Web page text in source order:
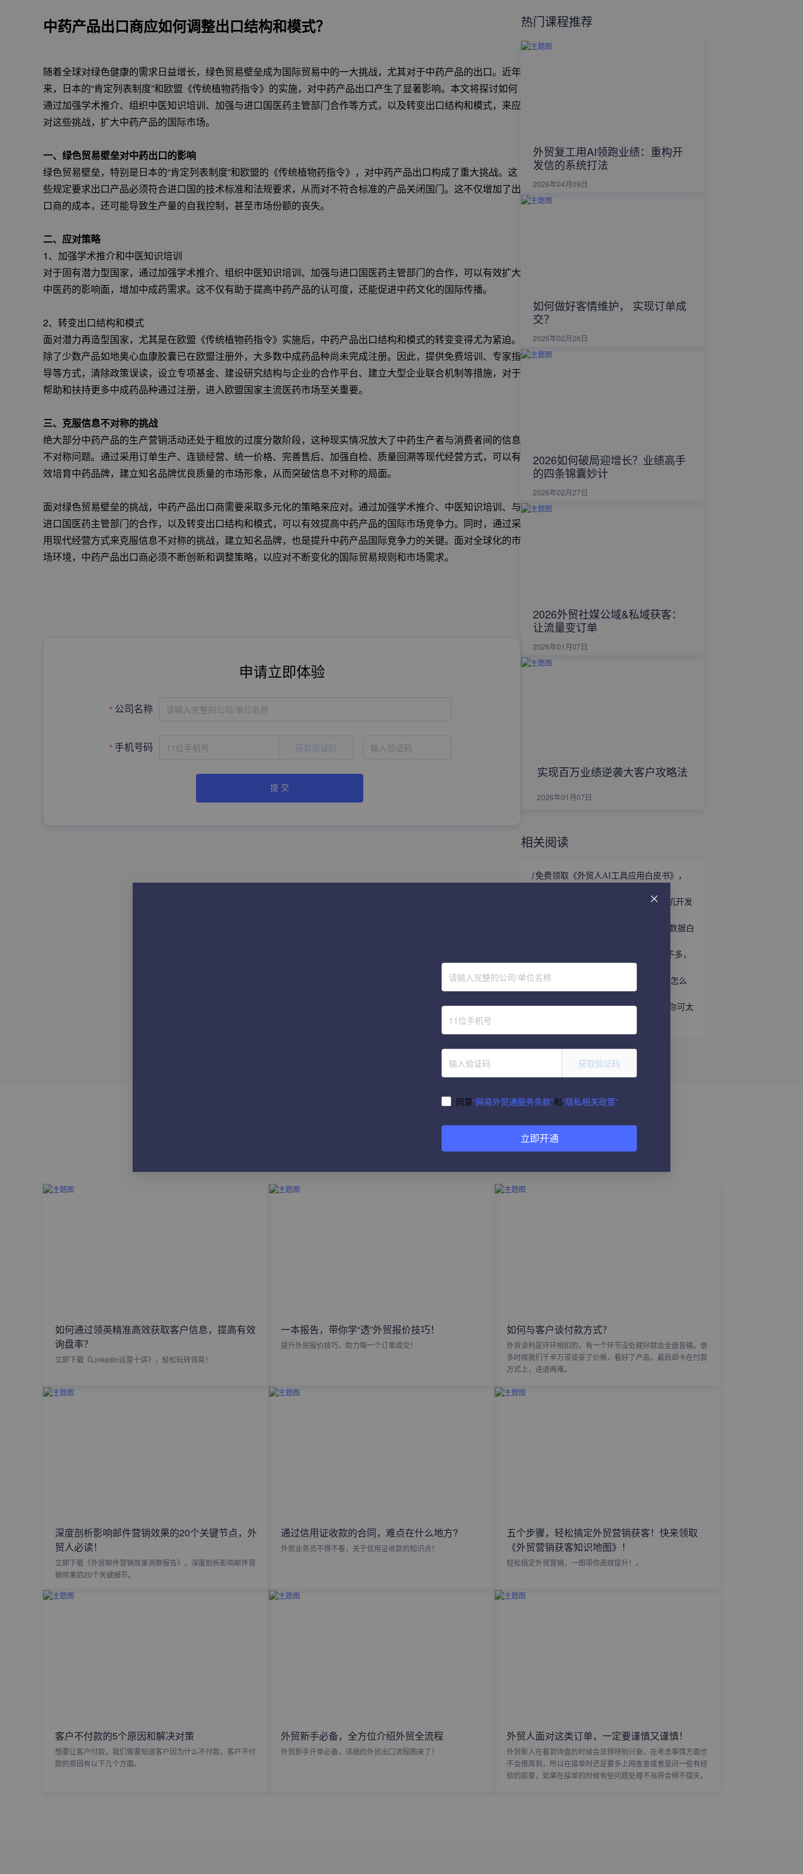
中药产品出口商应如何调整出口结构和模式？
随着全球对绿色健康的需求日益增长，绿色贸易壁垒成为国际贸易中的一大挑战，尤其对于中药产品的出口。近年
来，日本的“肯定列表制度”和欧盟《传统植物药指令》的实施，对中药产品出口产生了显著影响。本文将探讨如何
通过加强学术推介、组织中医知识培训、加强与进口国医药主管部门合作等方式，以及转变出口结构和模式，来应
对这些挑战，扩大中药产品的国际市场。
一、绿色贸易壁垒对中药出口的影响
绿色贸易壁垒，特别是日本的“肯定列表制度”和欧盟的《传统植物药指令》，对中药产品出口构成了重大挑战。这
些规定要求出口产品必须符合进口国的技术标准和法规要求，从而对不符合标准的产品关闭国门。这不仅增加了出
口商的成本，还可能导致生产量的自我控制，甚至市场份额的丧失。
二、应对策略
1、加强学术推介和中医知识培训
对于固有潜力型国家，通过加强学术推介、组织中医知识培训、加强与进口国医药主管部门的合作，可以有效扩大
中医药的影响面，增加中成药需求。这不仅有助于提高中药产品的认可度，还能促进中药文化的国际传播。
2、转变出口结构和模式
面对潜力再造型国家，尤其是在欧盟《传统植物药指令》实施后，中药产品出口结构和模式的转变变得尤为紧迫。
除了少数产品如地奥心血康胶囊已在欧盟注册外，大多数中成药品种尚未完成注册。因此，提供免费培训、专家指
导等方式，清除政策误读，设立专项基金、建设研究结构与企业的合作平台、建立大型企业联合机制等措施，对于
帮助和扶持更多中成药品种通过注册，进入欧盟国家主流医药市场至关重要。
三、克服信息不对称的挑战
绝大部分中药产品的生产营销活动还处于粗放的过度分散阶段，这种现实情况放大了中药生产者与消费者间的信息
不对称问题。通过采用订单生产、连锁经营、统一价格、完善售后、加强自检、质量回溯等现代经营方式，可以有
效培育中药品牌，建立知名品牌优良质量的市场形象，从而突破信息不对称的局面。
面对绿色贸易壁垒的挑战，中药产品出口商需要采取多元化的策略来应对。通过加强学术推介、中医知识培训、与
进口国医药主管部门的合作，以及转变出口结构和模式，可以有效提高中药产品的国际市场竞争力。同时，通过采
用现代经营方式来克服信息不对称的挑战，建立知名品牌，也是提升中药产品国际竞争力的关键。面对全球化的市
场环境，中药产品出口商必须不断创新和调整策略，以应对不断变化的国际贸易规则和市场需求。
申请立即体验
公司名称 请输入完整的公司/单位名称
手机号码 获取验证码
提 交
热门课程推荐
外贸复工用AI领跑业绩：重构开
发信的系统打法
2026年04月09日
如何做好客情维护， 实现订单成
交？
2026年02月26日
2026如何破局迎增长？业绩高手
的四条锦囊妙计
2026年02月27日
2026外贸社媒公域&私域获客：
让流量变订单
2026年01月07日
实现百万业绩逆袭大客户攻略法
2026年01月07日
相关阅读
1 免费领取《外贸人AI工具应用白皮书》，
立即领取 | 手握这份《世界产业带商机开发
外贸获客难？免费领取《2026年海关数据白
趁着用YouTube开发外贸客户的人还不多，
5听说WhatsApp做外贸很猛？让我看看怎么
个事儿...
6做外贸还不会给国外客户打电话？那你可太
如何通过领英精准高效获取客户信息，提高有效
询盘率？
立即下载《LinkedIn运营十讲》，轻松玩转领英！
一本报告，带你学“透”外贸报价技巧！
提升外贸报价技巧，助力每一个订单成交！
如何与客户谈付款方式？
外贸谈判是环环相扣的，有一个环节没处理好就会全盘皆输。很
多时候我们千辛万苦谈妥了价格，看好了产品，最后却卡在付款
方式上，进退两难。
深度剖析影响邮件营销效果的20个关键节点，外
贸人必读！
立即下载《外贸邮件营销效果洞察报告》，深度剖析影响邮件营
销效果的20个关键细节。
通过信用证收款的合同，难点在什么地方?
外贸业务员不得不看，关于信用证收款的知识点！
五个步骤，轻松搞定外贸营销获客！快来领取
《外贸营销获客知识地图》！
轻松搞定外贸营销，一图带你高效提升！。
客户不付款的5个原因和解决对策
想要让客户付款，我们需要知道客户因为什么不付款。客户不付
款的原因有以下几个方面。
外贸新手必备，全方位介绍外贸全流程
外贸新手开单必备，详细的外贸出口流程图来了！
外贸人面对这类订单，一定要谨慎又谨慎！
外贸新人在看到询盘的时候会显得特别兴奋，在考虑事情方面也
不会很周到，所以在接单时还是要多上网查查或者是问一些有经
验的前辈，如果在接单的时候有些问题处理不当将会得不偿失。
请输入完整的公司/单位名称
获取验证码
同意“网易外贸通服务条款”和“隐私相关政策”
立即开通